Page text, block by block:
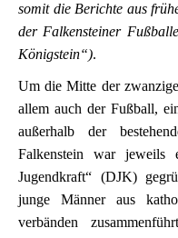
somit die Berichte aus
der Falkensteiner
Königstein“).
Um die Mitte der
allem auch der Fußball,
außerhalb der
Falkenstein war jeweils
Jugendkraft“ (DJK)
junge Männer aus
verbänden